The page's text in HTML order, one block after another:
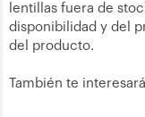
lentillas fuera de
disponibilidad y del
del producto.
También te